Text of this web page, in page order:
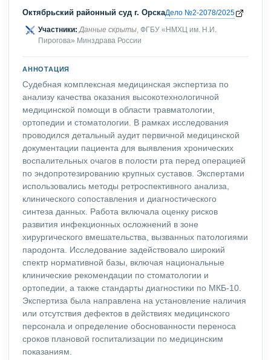
Октябрьский районный суд г. ОрскаДело №2-2078/2025
Участники: Данные скрыты, ФГБУ «НМХЦ им. Н.И.
Пирогова» Минздрава России
АННОТАЦИЯ
Судебная комплексная медицинская экспертиза по
анализу качества оказания высокотехнологичной
медицинской помощи в области травматологии,
ортопедии и стоматологии. В рамках исследования
проводился детальный аудит первичной медицинской
документации пациента для выявления хронических
воспалительных очагов в полости рта перед операцией
по эндопротезированию крупных суставов. Экспертами
использовались методы ретроспективного анализа,
клинического сопоставления и диагностического
синтеза данных. Работа включала оценку рисков
развития инфекционных осложнений в зоне
хирургического вмешательства, вызванных патологиями
пародонта. Исследование задействовало широкий
спектр нормативной базы, включая национальные
клинические рекомендации по стоматологии и
ортопедии, а также стандарты диагностики по МКБ-10.
Экспертиза была направлена на установление наличия
или отсутствия дефектов в действиях медицинского
персонала и определение обоснованности переноса
сроков плановой госпитализации по медицинским
показаниям.